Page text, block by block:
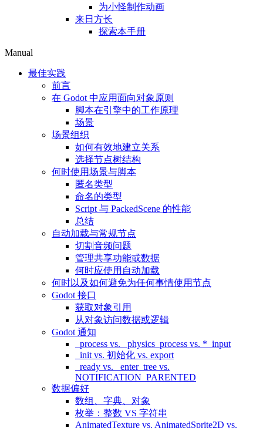
为小怪制作动画
来日方长
探索本手册
Manual
最佳实践
前言
在 Godot 中应用面向对象原则
脚本在引擎中的工作原理
场景
场景组织
如何有效地建立关系
选择节点树结构
何时使用场景与脚本
匿名类型
命名的类型
Script 与 PackedScene 的性能
总结
自动加载与常规节点
切割音频问题
管理共享功能或数据
何时应使用自动加载
何时以及如何避免为任何事情使用节点
Godot 接口
获取对象引用
从对象访问数据或逻辑
Godot 通知
_process vs. _physics_process vs. *_input
_init vs. 初始化 vs. export
_ready vs. _enter_tree vs.
NOTIFICATION_PARENTED
数据偏好
数组、字典、对象
枚举：整数 VS 字符串
AnimatedTexture vs. AnimatedSprite2D vs.